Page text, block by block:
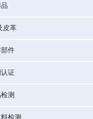
皮革
件
证
测
检测